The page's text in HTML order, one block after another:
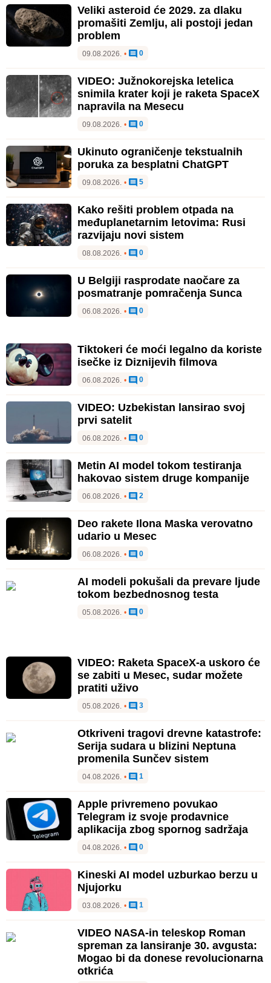
Veliki asteroid će 2029. za dlaku
promašiti Zemlju, ali postoji jedan
problem
09.08.2026. • 0
VIDEO: Južnokorejska letelica
snimila krater koji je raketa SpaceX
napravila na Mesecu
09.08.2026. • 0
Ukinuto ograničenje tekstualnih
poruka za besplatni ChatGPT
09.08.2026. • 5
Kako rešiti problem otpada na
međuplanetarnim letovima: Rusi
razvijaju novi sistem
08.08.2026. • 0
U Belgiji rasprodate naočare za
posmatranje pomračenja Sunca
06.08.2026. • 0
Tiktokeri će moći legalno da koriste
isečke iz Diznijevih filmova
06.08.2026. • 0
VIDEO: Uzbekistan lansirao svoj
prvi satelit
06.08.2026. • 0
Metin AI model tokom testiranja
hakovao sistem druge kompanije
06.08.2026. • 2
Deo rakete Ilona Maska verovatno
udario u Mesec
06.08.2026. • 0
AI modeli pokušali da prevare ljude
tokom bezbednosnog testa
05.08.2026. • 0
VIDEO: Raketa SpaceX-a uskoro će
se zabiti u Mesec, sudar možete
pratiti uživo
05.08.2026. • 3
Otkriveni tragovi drevne katastrofe:
Serija sudara u blizini Neptuna
promenila Sunčev sistem
04.08.2026. • 1
Apple privremeno povukao
Telegram iz svoje prodavnice
aplikacija zbog spornog sadržaja
04.08.2026. • 0
Kineski AI model uzburkao berzu u
Njujorku
03.08.2026. • 1
VIDEO NASA-in teleskop Roman
spreman za lansiranje 30. avgusta:
Mogao bi da donese revolucionarna
otkrića